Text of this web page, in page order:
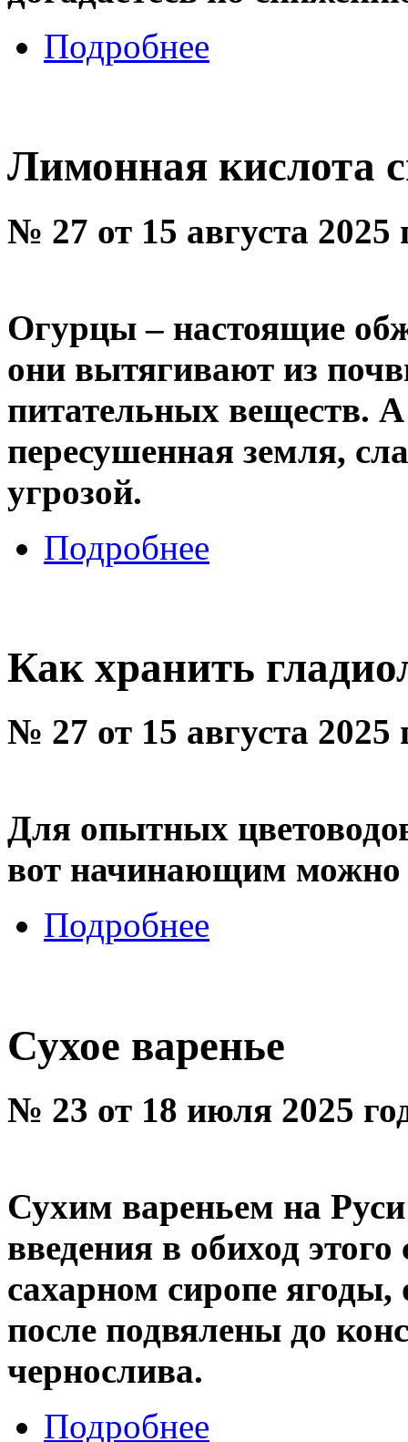
Подробнее
Лимонная кислота
№ 27 от 15 августа 2025
Огурцы – настоящие
они вытягивают из
питательных веществ.
пересушенная земля,
угрозой.
Подробнее
Как хранить
№ 27 от 15 августа 2025
Для опытных
вот начинающим можно
Подробнее
Сухое варенье
№ 23 от 18 июля 2025
Сухим вареньем на
введения в обиход
сахарном сиропе
после подвялены до
чернослива.
Подробнее